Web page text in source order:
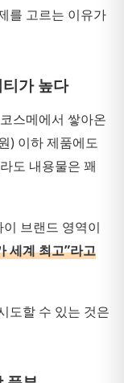
를 고르는 이유가
가 높다
스메에서 쌓아온
) 이하 제품에도
도 내용물은 꽤
브랜드 영역이
세계 최고”라고
도할 수 있는 것은